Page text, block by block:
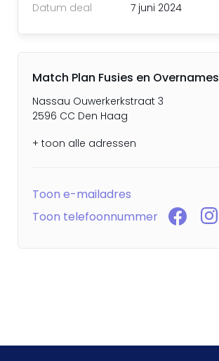
Datum deal 7 juni 2024
Match Plan Fusies en Overnames
Nassau Ouwerkerkstraat 3
2596 CC Den Haag
+ toon alle adressen
Toon e-mailadres
Toon telefoonnummer